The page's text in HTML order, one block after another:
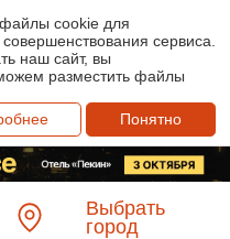
файлы cookie для
сервиса.
наш сайт, вы
разместить файлы
Понятно
Выбрать
город